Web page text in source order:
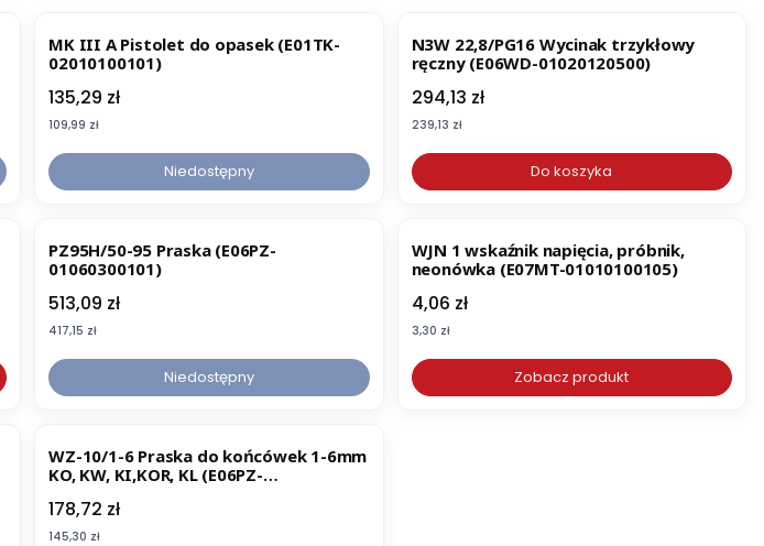
MK III A Pistolet do opasek (E01TK-
02010100101)
Cena
135,29 zł
Cena
109,99 zł
Niedostępny
N3W 22,8/PG16 Wycinak trzykłowy
ręczny (E06WD-01020120500)
Cena
294,13 zł
Cena
239,13 zł
Do koszyka
PZ95H/50-95 Praska (E06PZ-
01060300101)
Cena
513,09 zł
Cena
417,15 zł
Niedostępny
WJN 1 wskaźnik napięcia, próbnik,
neonówka (E07MT-01010100105)
Cena
4,06 zł
Cena
3,30 zł
Zobacz produkt
WZ-10/1-6 Praska do końcówek 1-6mm
KO, KW, KI,KOR, KL (E06PZ-
Cena
178,72 zł
Cena
145,30 zł